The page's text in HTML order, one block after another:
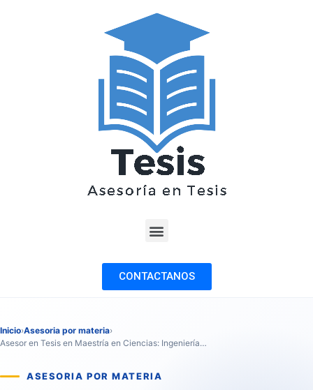
CONTACTANOS
Inicio›Asesoria por materia›
Asesor en Tesis en Maestría en Ciencias: Ingeniería…
ASESORIA POR MATERIA